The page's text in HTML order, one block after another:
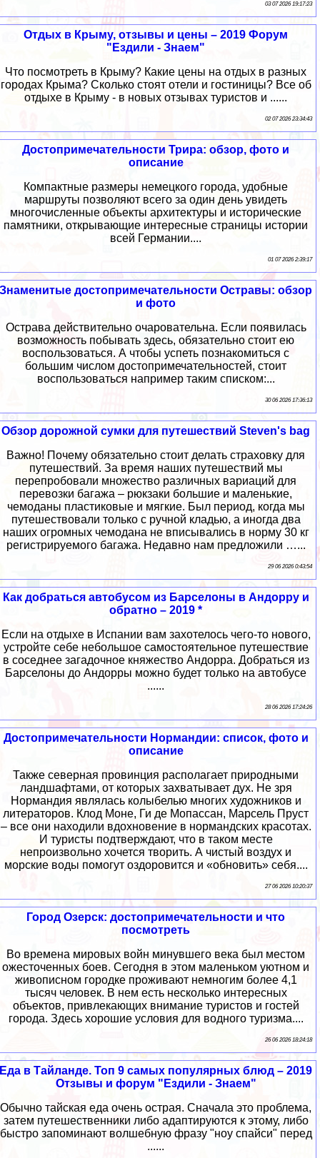
03 07 2026 19:17:23
Отдых в Крыму, отзывы и цены – 2019 Форум
"Ездили - Знаем"
Что посмотреть в Крыму? Какие цены на отдых в разных
городах Крыма? Сколько стоят отели и гостиницы? Все об
отдыхе в Крыму - в новых отзывах туристов и ......
02 07 2026 23:34:43
Достопримечательности Трира: обзор, фото и
описание
Компактные размеры немецкого города, удобные
маршруты позволяют всего за один день увидеть
многочисленные объекты архитектуры и исторические
памятники, открывающие интересные страницы истории
всей Германии....
01 07 2026 2:39:17
Знаменитые достопримечательности Остравы: обзор
и фото
Острава действительно очаровательна. Если появилась
возможность побывать здесь, обязательно стоит ею
воспользоваться. А чтобы успеть познакомиться с
большим числом достопримечательностей, стоит
воспользоваться например таким списком:...
30 06 2026 17:36:13
Обзор дорожной сумки для путешествий Steven's bag
Важно! Почему обязательно стоит делать страховку для
путешествий. За время наших путешествий мы
перепробовали множество различных вариаций для
перевозки багажа – рюкзаки большие и маленькие,
чемоданы пластиковые и мягкие. Был период, когда мы
путешествовали только с ручной кладью, а иногда два
наших огромных чемодана не вписывались в норму 30 кг
регистрируемого багажа. Недавно нам предложили …...
29 06 2026 0:43:54
Как добраться автобусом из Барселоны в Андорру и
обратно – 2019 *
Если на отдыхе в Испании вам захотелось чего-то нового,
устройте себе небольшое самостоятельное путешествие
в соседнее загадочное княжество Андорра. Добраться из
Барселоны до Андорры можно будет только на автобусе
......
28 06 2026 17:24:26
Достопримечательности Нормандии: список, фото и
описание
Также северная провинция располагает природными
ландшафтами, от которых захватывает дух. Не зря
Нормандия являлась колыбелью многих художников и
литераторов. Клод Моне, Ги де Мопассан, Марсель Пруст
– все они находили вдохновение в нормандских красотах.
И туристы подтверждают, что в таком месте
непроизвольно хочется творить. А чистый воздух и
морские воды помогут оздоровится и «обновить» себя....
27 06 2026 10:20:37
Город Озерск: достопримечательности и что
посмотреть
Во времена мировых войн минувшего века был местом
ожесточенных боев. Сегодня в этом маленьком уютном и
живописном городке проживают немногим более 4,1
тысяч человек. В нем есть несколько интересных
объектов, привлекающих внимание туристов и гостей
города. Здесь хорошие условия для водного туризма....
26 06 2026 18:24:18
Еда в Тайланде. Топ 9 самых популярных блюд – 2019
Отзывы и форум "Ездили - Знаем"
Обычно тайская еда очень острая. Сначала это проблема,
затем путешественники либо адаптируются к этому, либо
быстро запоминают волшебную фразу "ноу спайси" перед
......